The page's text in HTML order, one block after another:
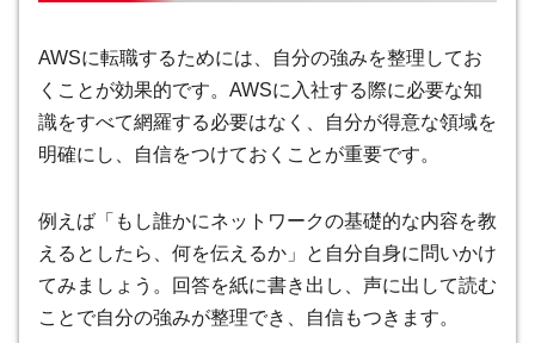
AWSに転職するためには、自分の強みを整理してお
くことが効果的です。AWSに入社する際に必要な知
識をすべて網羅する必要はなく、自分が得意な領域を
明確にし、自信をつけておくことが重要です。
例えば「もし誰かにネットワークの基礎的な内容を教
えるとしたら、何を伝えるか」と自分自身に問いかけ
てみましょう。回答を紙に書き出し、声に出して読む
ことで自分の強みが整理でき、自信もつきます。